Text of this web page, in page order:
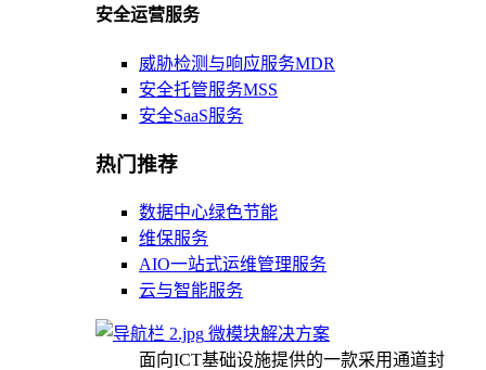
安全运营服务
威胁检测与响应服务MDR
安全托管服务MSS
安全SaaS服务
热门推荐
数据中心绿色节能
维保服务
AIO一站式运维管理服务
云与智能服务
微模块解决方案
面向ICT基础设施提供的一款采用通道封